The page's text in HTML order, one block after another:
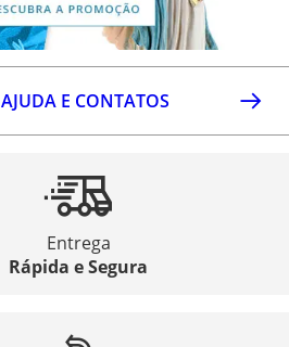
AJUDA E CONTATOS
Entrega
Rápida e Segura